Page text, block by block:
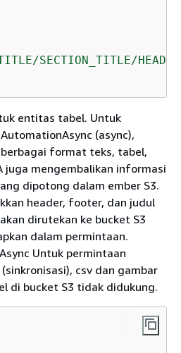
SECTION_TITLE/
entitas tabel. Untuk
(async),
format teks, tabel,
juga mengembalikan informasi
dipotong dalam ember S3.
header, footer, dan judul
dirutekan ke bucket S3
dalam permintaan.
Untuk permintaan
csv dan gambar
di bucket S3 tidak didukung.